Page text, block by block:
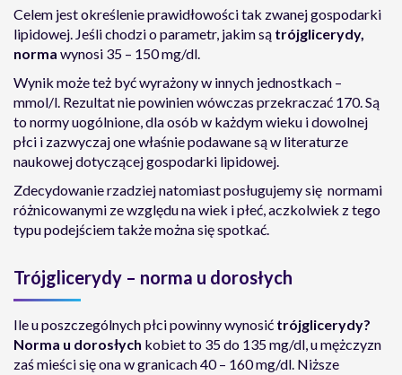
Celem jest określenie prawidłowości tak zwanej gospodarki
lipidowej. Jeśli chodzi o parametr, jakim są trójglicerydy,
norma wynosi 35 – 150 mg/dl.
Wynik może też być wyrażony w innych jednostkach –
mmol/l. Rezultat nie powinien wówczas przekraczać 170. Są
to normy uogólnione, dla osób w każdym wieku i dowolnej
płci i zazwyczaj one właśnie podawane są w literaturze
naukowej dotyczącej gospodarki lipidowej.
Zdecydowanie rzadziej natomiast posługujemy się normami
różnicowanymi ze względu na wiek i płeć, aczkolwiek z tego
typu podejściem także można się spotkać.
Trójglicerydy – norma u dorosłych
Ile u poszczególnych płci powinny wynosić trójglicerydy?
Norma u dorosłych kobiet to 35 do 135 mg/dl, u mężczyzn
zaś mieści się ona w granicach 40 – 160 mg/dl. Niższe